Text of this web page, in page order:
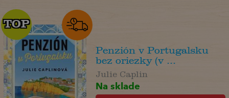
TOP
TOP
Penzión v Portugalsku
bez oriezky (v ...
Julie Caplin
Na sklade